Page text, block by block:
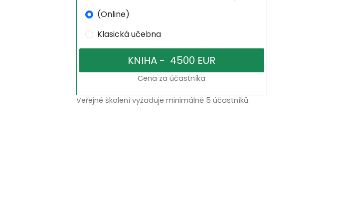
(Online)
Klasická učebna
Cena za účastníka
Veřejné školení vyžaduje minimálně 5 účastníků.